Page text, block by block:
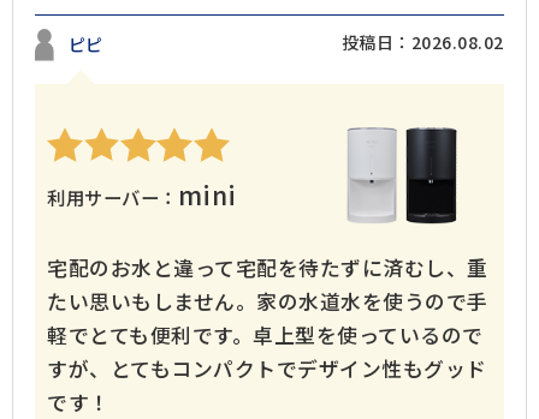
ピピ 投稿日：2026.08.02
利用サーバー： mini
宅配のお水と違って宅配を待たずに済むし、重
たい思いもしません。家の水道水を使うので手
軽でとても便利です。卓上型を使っているので
すが、とてもコンパクトでデザイン性もグッド
です！